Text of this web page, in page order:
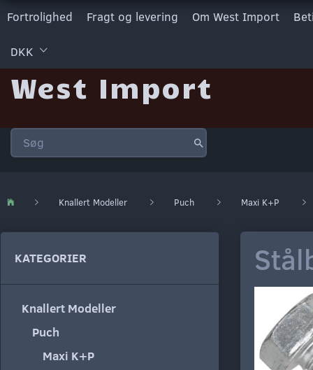
Fortrolighed Fragt og levering Om West Import
DKK
West Import
Knallert Modeller Puch Maxi K+P
KATEGORIER
Knallert Modeller
Puch
Maxi K+P